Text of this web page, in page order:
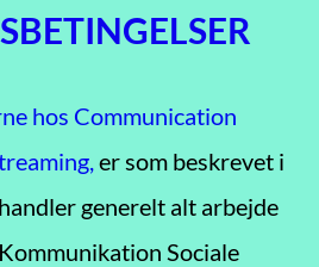
hos Communication
er som beskrevet i
generelt alt arbejde
Sociale